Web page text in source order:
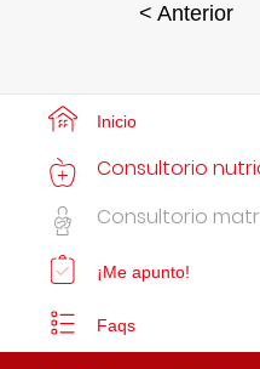
< Anterior
Inicio
Consultorio
Consultorio
¡Me apunto!
Faqs